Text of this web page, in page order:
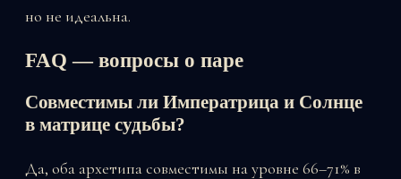
но не идеальна.
FAQ — вопросы о паре
Совместимы ли Императрица и Солнце
в матрице судьбы?
Да, оба архетипа совместимы на уровне 66–71% в